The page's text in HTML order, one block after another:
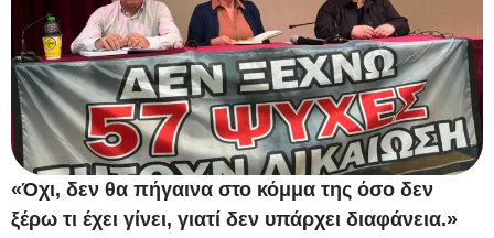
«Όχι, δεν θα πήγαινα στο κόμμα της όσο δεν
ξέρω τι έχει γίνει, γιατί δεν υπάρχει διαφάνεια.»